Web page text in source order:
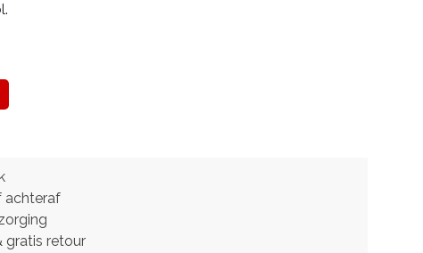
achteraf
gratis retour